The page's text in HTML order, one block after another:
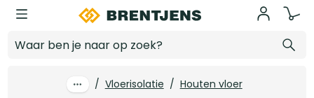
Ga naar hoofdinhoud
/ Vloerisolatie / Houten vloer
Log in voor prijzen